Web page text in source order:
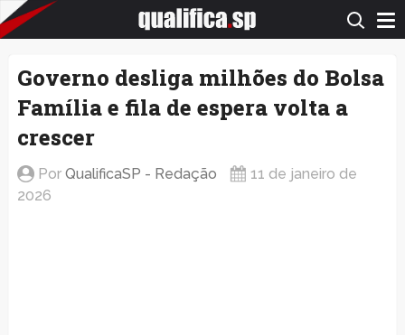
QualificaSP.com
Governo desliga milhões do Bolsa
Família e fila de espera volta a
crescer
Por QualificaSP - Redação
11 de janeiro de
2026